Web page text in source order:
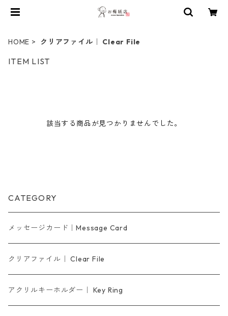
HOME クリアファイル｜ Clear File
ITEM LIST
該当する商品が見つかりませんでした。
CATEGORY
メッセージカード｜Message Card
クリアファイル｜ Clear File
アクリルキーホルダー｜ Key Ring